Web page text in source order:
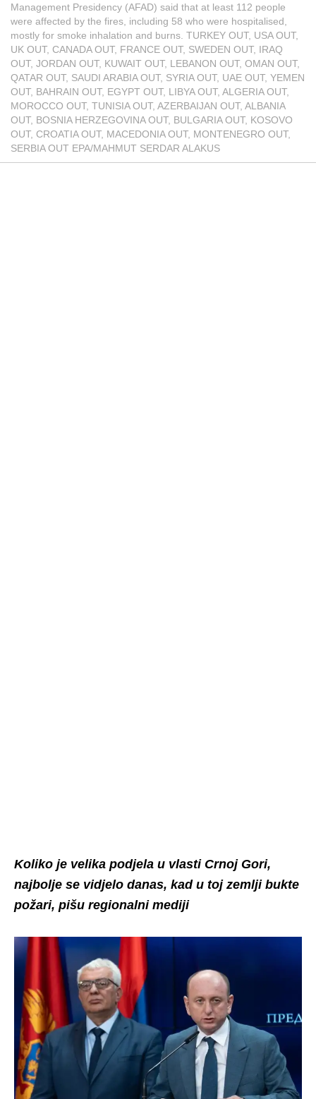
Management Presidency (AFAD) said that at least 112 people
were affected by the fires, including 58 who were hospitalised,
mostly for smoke inhalation and burns. TURKEY OUT, USA OUT,
UK OUT, CANADA OUT, FRANCE OUT, SWEDEN OUT, IRAQ
OUT, JORDAN OUT, KUWAIT OUT, LEBANON OUT, OMAN OUT,
QATAR OUT, SAUDI ARABIA OUT, SYRIA OUT, UAE OUT, YEMEN
OUT, BAHRAIN OUT, EGYPT OUT, LIBYA OUT, ALGERIA OUT,
MOROCCO OUT, TUNISIA OUT, AZERBAIJAN OUT, ALBANIA
OUT, BOSNIA HERZEGOVINA OUT, BULGARIA OUT, KOSOVO
OUT, CROATIA OUT, MACEDONIA OUT, MONTENEGRO OUT,
SERBIA OUT EPA/MAHMUT SERDAR ALAKUS
Koliko je velika podjela u vlasti Crnoj Gori,
najbolje se vidjelo danas, kad u toj zemlji bukte
požari, pišu regionalni mediji